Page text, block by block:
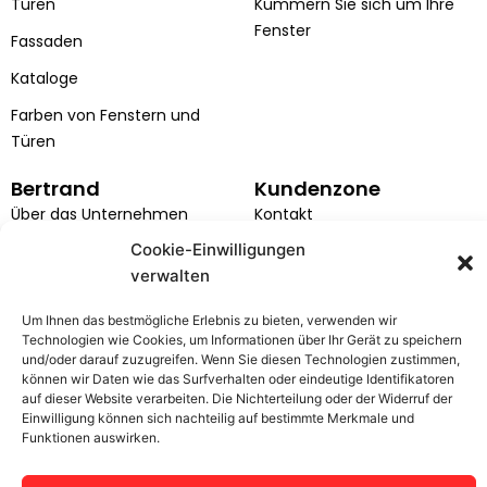
Cookie-Einwilligungen
verwalten
Um Ihnen das bestmögliche Erlebnis zu bieten, verwenden wir
Technologien wie Cookies, um Informationen über Ihr Gerät zu speichern
und/oder darauf zuzugreifen. Wenn Sie diesen Technologien zustimmen,
können wir Daten wie das Surfverhalten oder eindeutige Identifikatoren
auf dieser Website verarbeiten. Die Nichterteilung oder der Widerruf der
Einwilligung können sich nachteilig auf bestimmte Merkmale und
Funktionen auswirken.
m
Türen
Fassaden
Kataloge
Farben von Fenstern und
Türen
Kümmern Sie sich um Ihre
Fenster
Bertrand
Über das Unternehmen
EU-Projekte
Kundenzone
Kontakt
Service-Anfrage
DSGVO
Allgemeine
Geschäftsbedingungen